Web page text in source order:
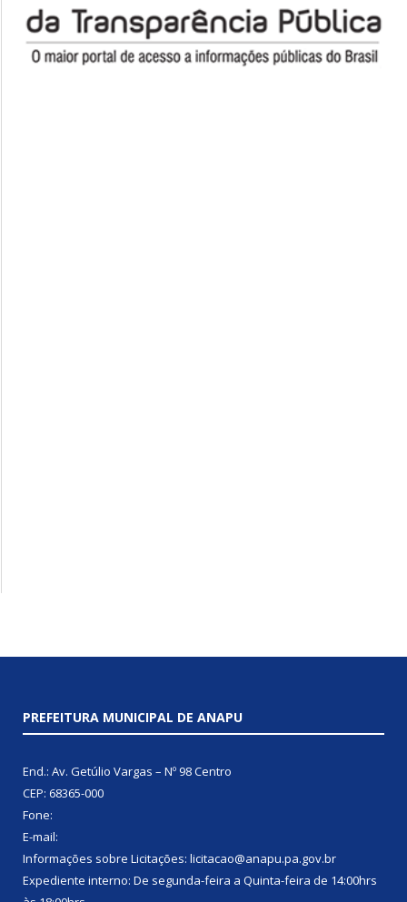
PREFEITURA MUNICIPAL DE ANAPU
End.: Av. Getúlio Vargas – Nº 98 Centro
CEP: 68365-000
Fone:
E-mail:
Informações sobre Licitações: licitacao@anapu.pa.gov.br
Expediente interno: De segunda-feira a Quinta-feira de 14:00hrs